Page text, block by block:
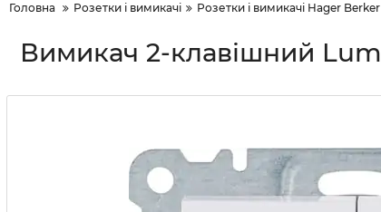
Головна Розетки і вимикачі Розетки і вимикачі Hager Berker
Вимикач 2-клавішний